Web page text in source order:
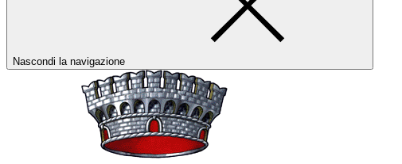
Nascondi la navigazione